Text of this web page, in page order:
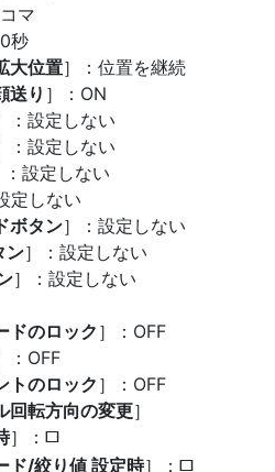
マ
秒
大位置］：位置を継続
送り ］：ON
：設定しない
：設定しない
：設定しない
定しない
ボタン］：設定しない
ン］：設定しない
］：設定しない
ドのロック ］：OFF
：OFF
トのロック ］：OFF
回転方向の変更］
］： U
ド/絞り値 設定時］： U